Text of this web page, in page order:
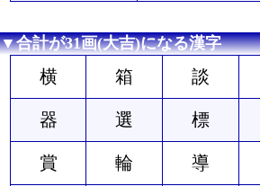
▼合計が31画(大吉)になる漢字
横 箱 談
器 選 標
賞 輪 導